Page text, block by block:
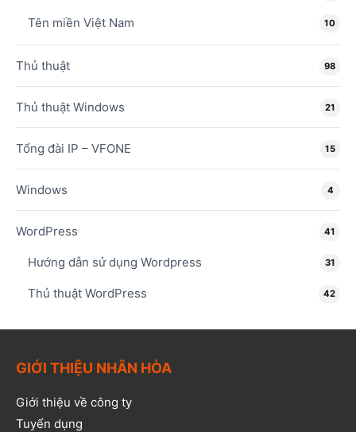
Tên miền Việt Nam 10
Thủ thuật 98
Thủ thuật Windows 21
Tổng đài IP – VFONE 15
Windows 4
WordPress 41
Hướng dẫn sử dụng Wordpress 31
Thủ thuật WordPress 42
GIỚI THIỆU NHÂN HÒA
Giới thiệu về công ty
Tuyển dụng